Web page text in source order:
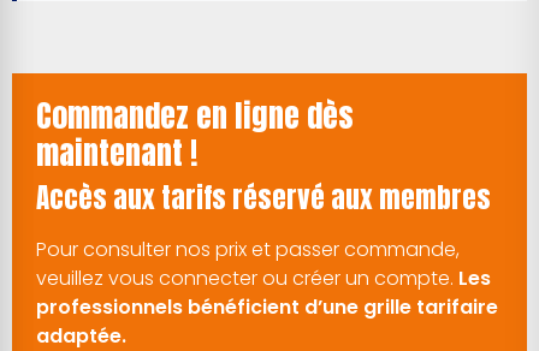
Commandez en ligne dès
maintenant !
Accès aux tarifs réservé aux membres
Pour consulter nos prix et passer commande,
veuillez vous connecter ou créer un compte. Les
professionnels bénéficient d’une grille tarifaire
adaptée.